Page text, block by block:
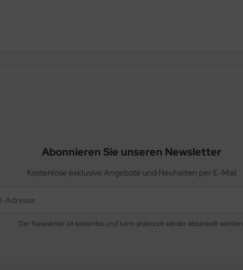
Abonnieren Sie unseren Newsletter
Kostenlose exklusive Angebote und Neuheiten per E-Mail
Der Newsletter ist kostenlos und kann jederzeit wieder abbestellt